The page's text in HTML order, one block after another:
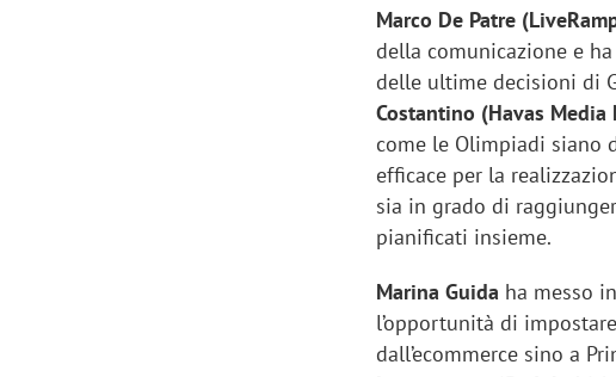
Marco De Patre
della comunicazione e
delle ultime decisioni di
Costantino (Havas Media
come le Olimpiadi siano
efficace per la
sia in grado di
pianificati insieme.
Marina Guida ha messo
l’opportunità di
dall’ecommerce sino a